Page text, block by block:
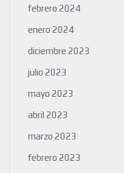
febrero 2024
enero 2024
diciembre 2023
julio 2023
mayo 2023
abril 2023
marzo 2023
febrero 2023